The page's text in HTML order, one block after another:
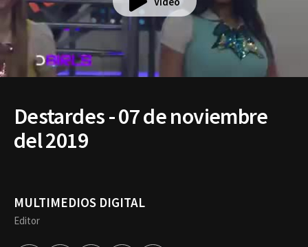
Destardes - 07 de noviembre
del 2019
MULTIMEDIOS DIGITAL
Editor